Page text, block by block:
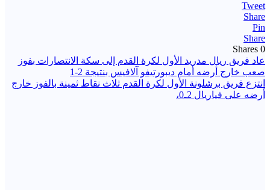
Tweet
Share
Pin
Share
0
Shares
تصفّح
المقالات
عاد فريق ريال مدريد الأول لكرة القدم إلى سكة الانتصارات بفوز
صعب خارج أرضه أمام ديبورتيفو آلافيس بنتيجة 2-1
انتزع فريق برشلونة الأول لكرة القدم ثلاث نقاط ثمينة بالفوز خارج
أرضه على فياريال 2ـ0،